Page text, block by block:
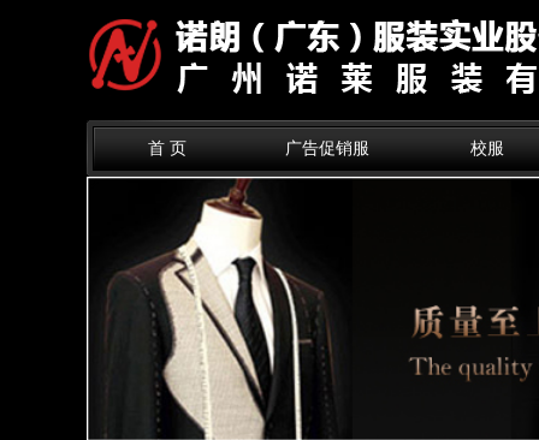
首 页 广告促销服 校服